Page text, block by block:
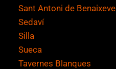
Sant Antoni de Benaixeve
Sedaví
Silla
Sueca
Tavernes Blanques